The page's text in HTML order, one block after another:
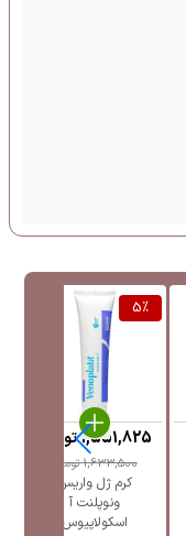
5%
کرم ژل واریس
ونوپلنت آ
اسکولاپیوس
1,633,500تومان
1,551,825تومان